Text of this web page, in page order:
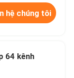
hệ chúng tôi
64 kênh